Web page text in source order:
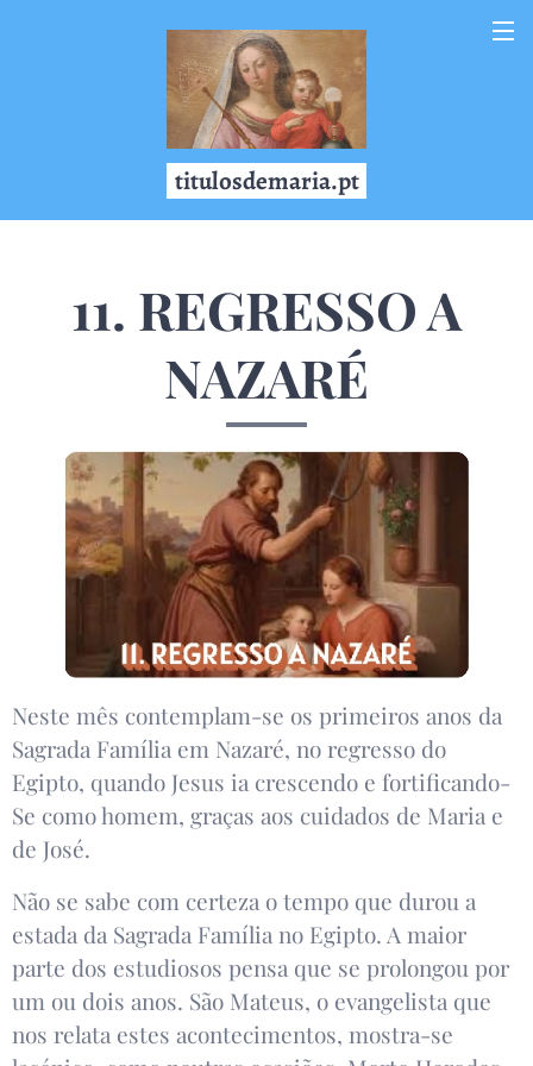
titulosdemaria.pt
11. REGRESSO A
NAZARÉ
Neste mês contemplam-se os primeiros anos da
Sagrada Família em Nazaré, no regresso do
Egipto, quando Jesus ia crescendo e fortificando-
Se como homem, graças aos cuidados de Maria e
de José.
Não se sabe com certeza o tempo que durou a
estada da Sagrada Família no Egipto. A maior
parte dos estudiosos pensa que se prolongou por
um ou dois anos. São Mateus, o evangelista que
nos relata estes acontecimentos, mostra-se